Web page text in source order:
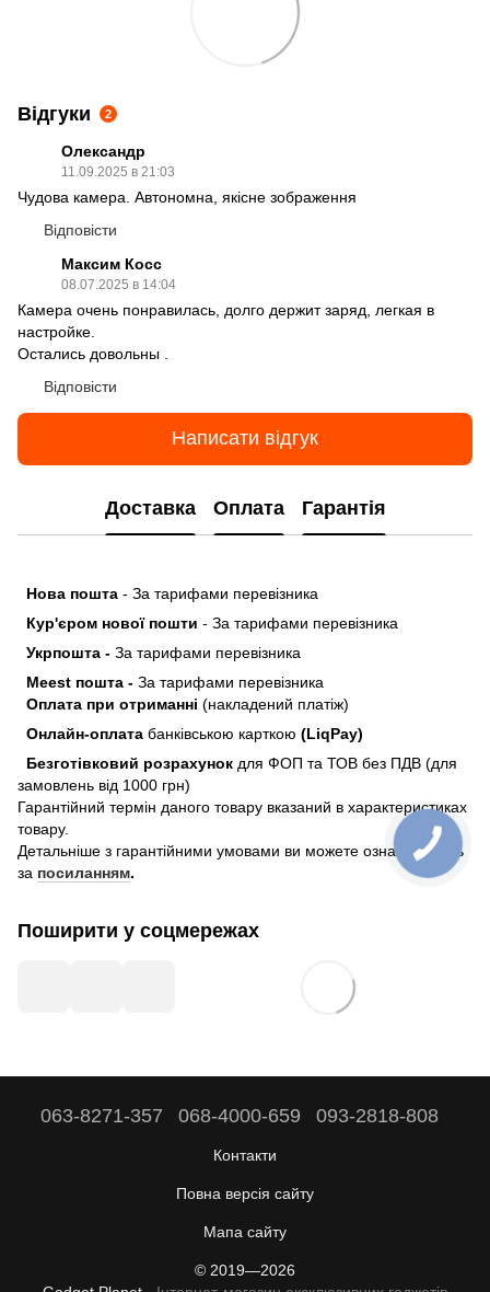
Відгуки 2
Олександр
11.09.2025 в 21:03
Чудова камера. Автономна, якісне зображення
Відповісти
Максим Косс
08.07.2025 в 14:04
Камера очень понравилась, долго держит заряд, легкая в
настройке.
Остались довольны .
Відповісти
Написати відгук
Доставка Оплата Гарантія
Нова пошта - За тарифами перевізника
Кур'єром нової пошти - За тарифами перевізника
Укрпошта - За тарифами перевізника
Meest пошта - За тарифами перевізника
Оплата при отриманні (накладений платіж)
Онлайн-оплата банківською карткою (LiqPay)
Безготівковий розрахунок для ФОП та ТОВ без ПДВ (для
замовлень від 1000 грн)
Гарантійний термін даного товару вказаний в характеристиках
товару.
Детальніше з гарантійними умовами ви можете ознайомитись
за посиланням.
Поширити у соцмережах
063-8271-357 068-4000-659 093-2818-808
Контакти
Повна версія сайту
Мапа сайту
© 2019—2026